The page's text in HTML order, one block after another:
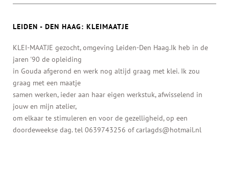
LEIDEN - DEN HAAG: KLEIMAATJE
KLEI-MAATJE gezocht, omgeving Leiden-Den Haag.Ik heb in de
jaren '90 de opleiding
in Gouda afgerond en werk nog altijd graag met klei. Ik zou
graag met een maatje
samen werken, ieder aan haar eigen werkstuk, afwisselend in
jouw en mijn atelier,
om elkaar te stimuleren en voor de gezelligheid, op een
doordeweekse dag. tel 0639743256 of carlagds@hotmail.nl